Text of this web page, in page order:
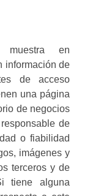
en
información de
de acceso
una página
de negocios
de
o fiabilidad
imágenes y
terceros y de
tiene alguna